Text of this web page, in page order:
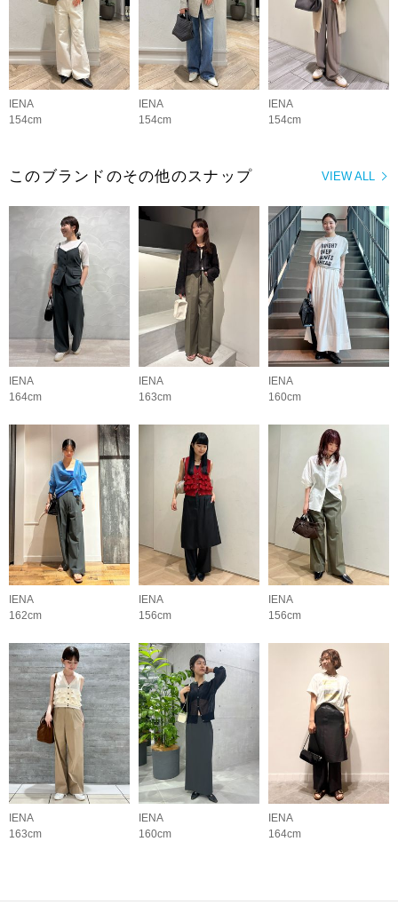
IENA
154cm
IENA
154cm
IENA
154cm
VIEW ALL
このブランドのその他のスナップ
IENA
164cm
IENA
163cm
IENA
160cm
IENA
162cm
IENA
156cm
IENA
156cm
IENA
163cm
IENA
160cm
IENA
164cm